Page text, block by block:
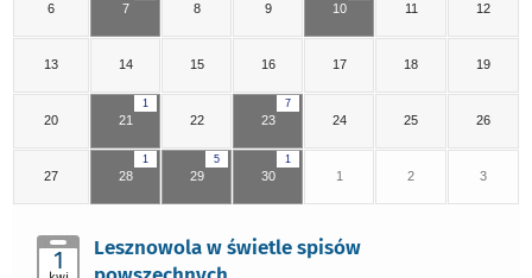
6 7 8 9 10 11 12
13 14 15 16 17 18 19
20
1
21 22
7
23 24 25 26
27
1
28
5
29
1
30 1 2 3
1
Lesznowola w świetle spisów